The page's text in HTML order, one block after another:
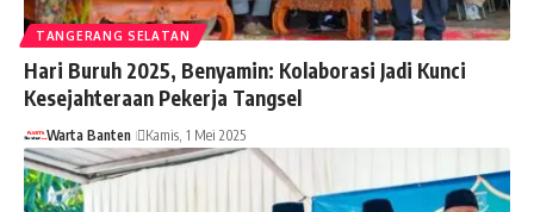
TANGERANG SELATAN
Hari Buruh 2025, Benyamin: Kolaborasi Jadi Kunci
Kesejahteraan Pekerja Tangsel
Warta Banten Kamis, 1 Mei 2025